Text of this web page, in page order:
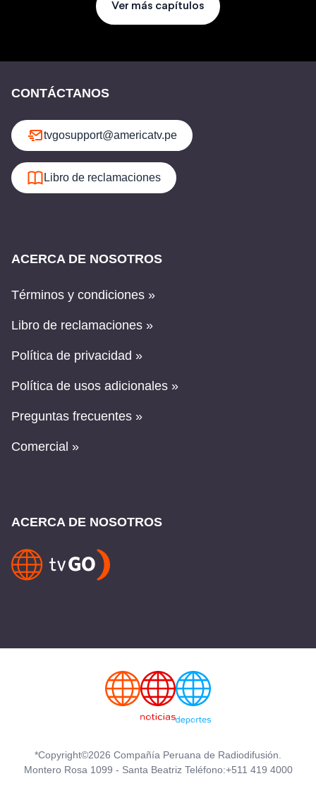
Ver más capítulos
CONTÁCTANOS
tvgosupport@americatv.pe
Libro de reclamaciones
ACERCA DE NOSOTROS
Términos y condiciones »
Libro de reclamaciones »
Política de privacidad »
Política de usos adicionales »
Preguntas frecuentes »
Comercial »
ACERCA DE NOSOTROS
*Copyright©2026 Compañía Peruana de Radiodifusión.
Montero Rosa 1099 - Santa Beatriz Teléfono:+511 419 4000